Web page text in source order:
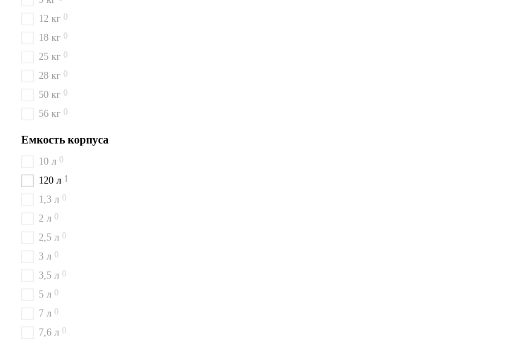
12 кг 0
18 кг 0
25 кг 0
28 кг 0
50 кг 0
56 кг 0
Емкость корпуса
10 л 0
120 л 1
1,3 л 0
2 л 0
2,5 л 0
3 л 0
3,5 л 0
5 л 0
7 л 0
7,6 л 0